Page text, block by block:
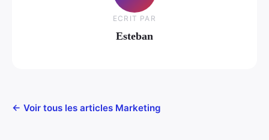
ECRIT PAR
Esteban
← Voir tous les articles Marketing